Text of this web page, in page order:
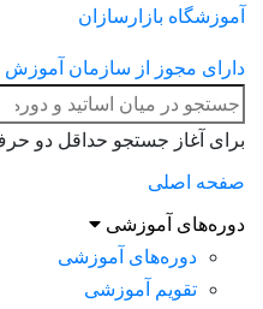
آموزشگاه بازارسازان
دارای مجوز از سازمان
برای آغاز جستجو حداقل دو
صفحه اصلی
دوره‌های آموزشی
دوره‌های آموزشی
تقویم آموزشی